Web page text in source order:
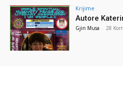
Krijime
Autore
Gjin Musa - 28